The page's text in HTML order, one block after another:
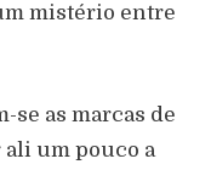
mistério entre
se as marcas de
ali um pouco a